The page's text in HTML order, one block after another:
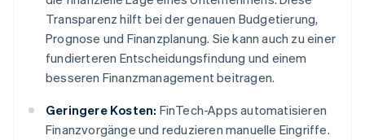
Transparenz hilft bei der genauen Budgetierung,
Prognose und Finanzplanung. Sie kann auch zu einer
fundierteren Entscheidungsfindung und einem
besseren Finanzmanagement beitragen.
Geringere Kosten: FinTech-Apps automatisieren
Finanzvorgänge und reduzieren manuelle Eingriffe.